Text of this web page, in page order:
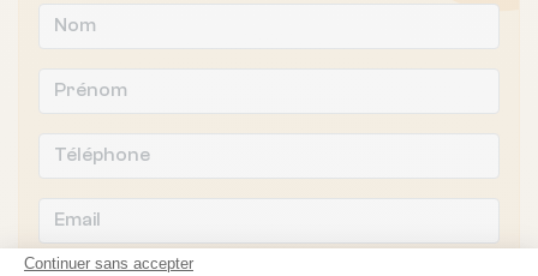
Continuer sans accepter